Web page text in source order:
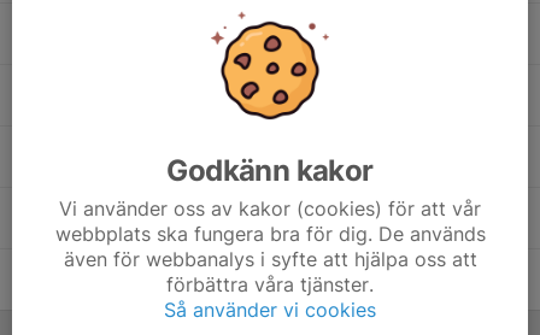
Ernest Eduards Brants
Hugo Berander
Kyle White
Viggo Johansson
Godkänn kakor
Vi använder oss av kakor (cookies) för att vår
webbplats ska fungera bra för dig. De används
även för webbanalys i syfte att hjälpa oss att
förbättra våra tjänster.
Så använder vi cookies